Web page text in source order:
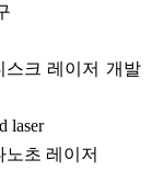
크 레이저 개발
laser
초 레이저